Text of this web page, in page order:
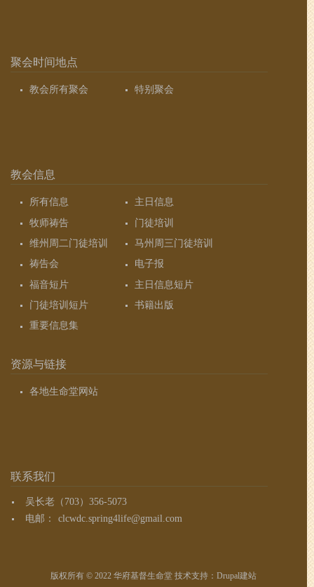
聚会时间地点
教会所有聚会 特别聚会
教会信息
所有信息
主日信息
牧师祷告
门徒培训
维州周二门徒培训
马州周三门徒培训
祷告会
电子报
福音短片
主日信息短片
门徒培训短片
书籍出版
重要信息集
资源与链接
各地生命堂网站
联系我们
吴长老（703）356-5073
电邮：
clcwdc.spring4life@gmail.com
版权所有 © 2022 华府基督生命堂 技术支持： Drupal建站